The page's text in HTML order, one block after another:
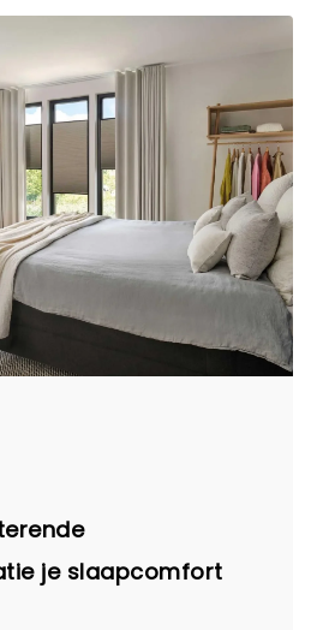
wat is er nu mooier dan
precies is afgestemd
ruimte én levensstijl?
je slaapcomfort